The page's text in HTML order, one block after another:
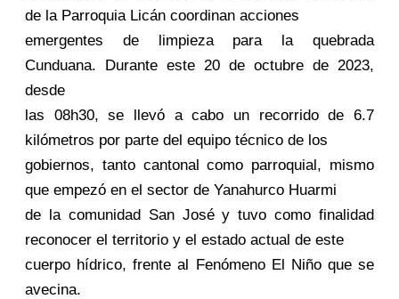
de la Parroquia Licán coordinan acciones
emergentes de limpieza para la quebrada
Cunduana. Durante este 20 de octubre de 2023,
desde
las 08h30, se llevó a cabo un recorrido de 6.7
kilómetros por parte del equipo técnico de los
gobiernos, tanto cantonal como parroquial, mismo
que empezó en el sector de Yanahurco Huarmi
de la comunidad San José y tuvo como finalidad
reconocer el territorio y el estado actual de este
cuerpo hídrico, frente al Fenómeno El Niño que se
avecina.